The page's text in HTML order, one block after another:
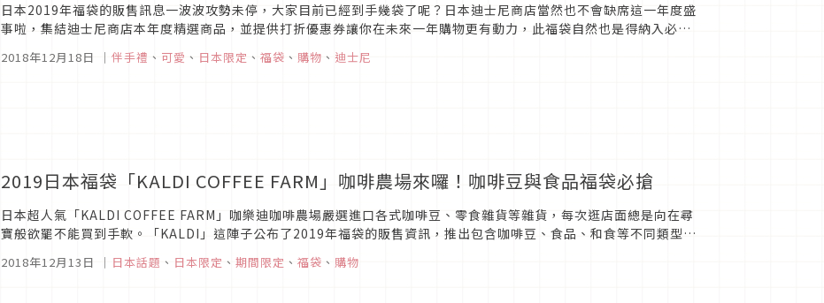
日本2019年福袋的販售訊息一波波攻勢未停，大家目前已經到手幾袋了呢？日本迪士尼商店當然也不會缺席這一年度盛
事啦，集結迪士尼商店本年度精選商品，並提供打折優惠券讓你在未來一年購物更有動力，此福袋自然也是得納入必搶
2018年12月18日 ｜ 伴手禮 、 可愛 、 日本限定 、 福袋 、 購物 、 迪士尼
2019日本福袋「KALDI COFFEE FARM」咖啡農場來囉！咖啡豆與食品福袋必搶
日本超人氣「KALDI COFFEE FARM」咖樂迪咖啡農場嚴選進口各式咖啡豆、零食雜貨等雜貨，每次逛店面總是向在尋
寶般欲罷不能買到手軟。「KALDI」這陣子公布了2019年福袋的販售資訊，推出包含咖啡豆、食品、和食等不同類型的
2018年12月13日 ｜ 日本話題 、 日本限定 、 期間限定 、 福袋 、 購物